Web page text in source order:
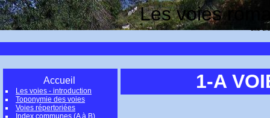
Les voies
site
Accueil
Les voies - introduction
Toponymie des voies
Voies répertoriées
Index communes (A à B)
1-A